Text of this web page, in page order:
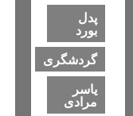
پدل
بورد
گردشگری
یاسر
مرادی